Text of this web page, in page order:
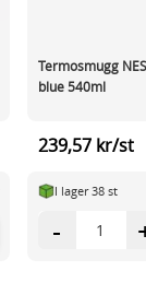
Termosmugg
blue 540ml
239,57 kr/st
I lager 38 st
-